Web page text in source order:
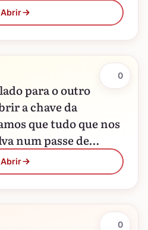
Abrir
para o outro
a chave da
que tudo que nos
num passe de
a…
Abrir
0
0